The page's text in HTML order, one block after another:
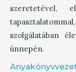
szeretetével,
szolgálatában
ünnepén.